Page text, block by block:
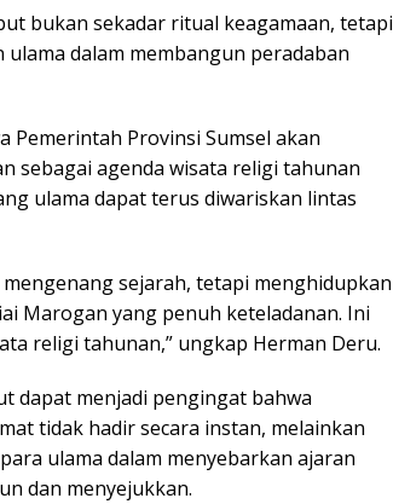
bukan sekadar ritual keagamaan, tetapi
dalam membangun peradaban
Pemerintah Provinsi Sumsel akan
sebagai agenda wisata religi tahunan
ulama dapat terus diwariskan lintas
sejarah, tetapi menghidupkan
Marogan yang penuh keteladanan. Ini
religi tahunan,” ungkap Herman Deru.
dapat menjadi pengingat bahwa
tidak hadir secara instan, melainkan
ulama dalam menyebarkan ajaran
dan menyejukkan.